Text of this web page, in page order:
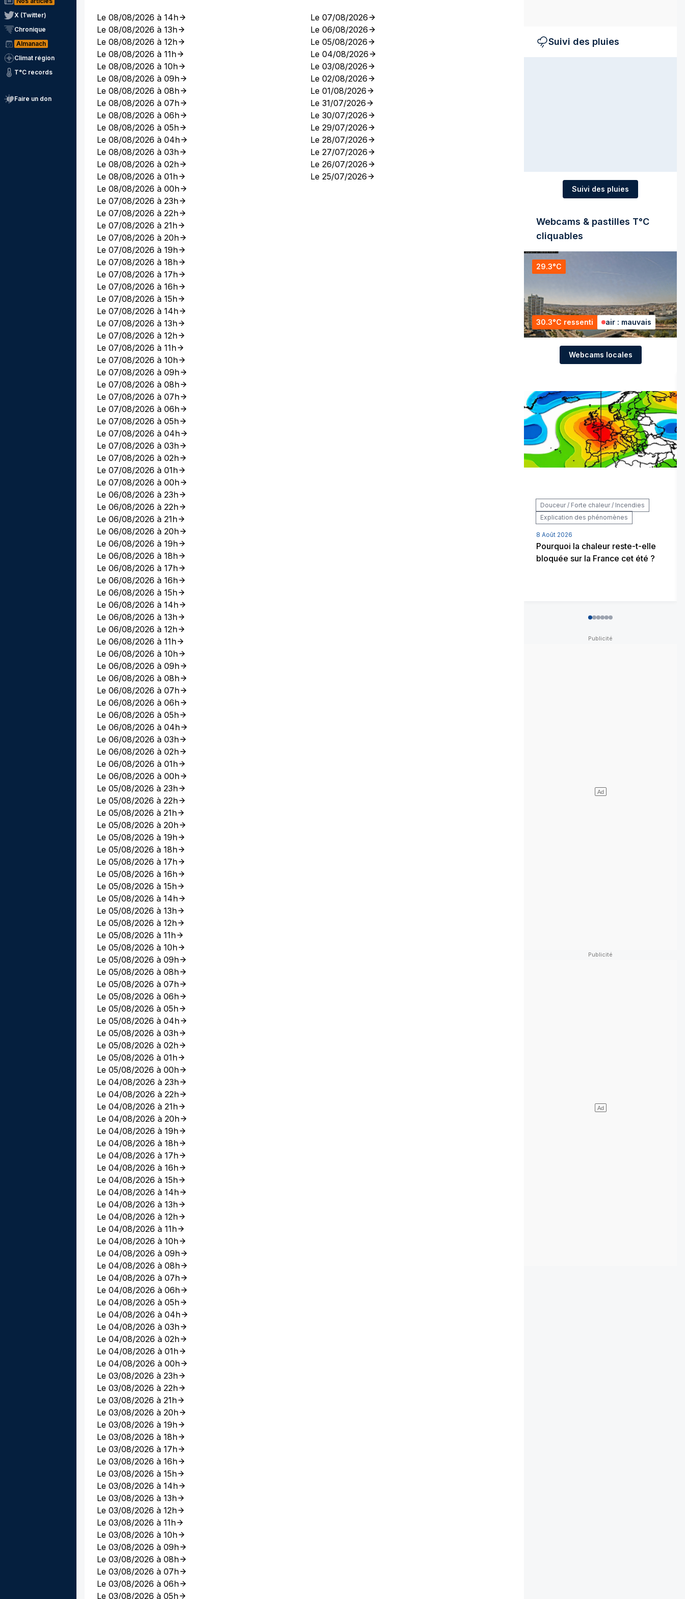
X (Twitter)
Chronique
Almanach
Climat région
T°C records
Faire un don
Le 08/08/2026 à 14h
Le 08/08/2026 à 13h
Le 08/08/2026 à 12h
Le 08/08/2026 à 11h
Le 08/08/2026 à 10h
Le 08/08/2026 à 09h
Le 08/08/2026 à 08h
Le 08/08/2026 à 07h
Le 08/08/2026 à 06h
Le 08/08/2026 à 05h
Le 08/08/2026 à 04h
Le 08/08/2026 à 03h
Le 08/08/2026 à 02h
Le 08/08/2026 à 01h
Le 08/08/2026 à 00h
Le 07/08/2026 à 23h
Le 07/08/2026 à 22h
Le 07/08/2026 à 21h
Le 07/08/2026 à 20h
Le 07/08/2026 à 19h
Le 07/08/2026 à 18h
Le 07/08/2026 à 17h
Le 07/08/2026 à 16h
Le 07/08/2026 à 15h
Le 07/08/2026 à 14h
Le 07/08/2026 à 13h
Le 07/08/2026 à 12h
Le 07/08/2026 à 11h
Le 07/08/2026 à 10h
Le 07/08/2026 à 09h
Le 07/08/2026 à 08h
Le 07/08/2026 à 07h
Le 07/08/2026 à 06h
Le 07/08/2026 à 05h
Le 07/08/2026 à 04h
Le 07/08/2026 à 03h
Le 07/08/2026 à 02h
Le 07/08/2026 à 01h
Le 07/08/2026 à 00h
Le 06/08/2026 à 23h
Le 06/08/2026 à 22h
Le 06/08/2026 à 21h
Le 06/08/2026 à 20h
Le 06/08/2026 à 19h
Le 06/08/2026 à 18h
Le 06/08/2026 à 17h
Le 06/08/2026 à 16h
Le 06/08/2026 à 15h
Le 06/08/2026 à 14h
Le 06/08/2026 à 13h
Le 06/08/2026 à 12h
Le 06/08/2026 à 11h
Le 06/08/2026 à 10h
Le 06/08/2026 à 09h
Le 06/08/2026 à 08h
Le 06/08/2026 à 07h
Le 06/08/2026 à 06h
Le 06/08/2026 à 05h
Le 06/08/2026 à 04h
Le 06/08/2026 à 03h
Le 06/08/2026 à 02h
Le 06/08/2026 à 01h
Le 06/08/2026 à 00h
Le 05/08/2026 à 23h
Le 05/08/2026 à 22h
Le 05/08/2026 à 21h
Le 05/08/2026 à 20h
Le 05/08/2026 à 19h
Le 05/08/2026 à 18h
Le 05/08/2026 à 17h
Le 05/08/2026 à 16h
Le 05/08/2026 à 15h
Le 05/08/2026 à 14h
Le 05/08/2026 à 13h
Le 05/08/2026 à 12h
Le 05/08/2026 à 11h
Le 05/08/2026 à 10h
Le 05/08/2026 à 09h
Le 05/08/2026 à 08h
Le 05/08/2026 à 07h
Le 05/08/2026 à 06h
Le 05/08/2026 à 05h
Le 05/08/2026 à 04h
Le 05/08/2026 à 03h
Le 05/08/2026 à 02h
Le 05/08/2026 à 01h
Le 05/08/2026 à 00h
Le 04/08/2026 à 23h
Le 04/08/2026 à 22h
Le 04/08/2026 à 21h
Le 04/08/2026 à 20h
Le 04/08/2026 à 19h
Le 04/08/2026 à 18h
Le 04/08/2026 à 17h
Le 04/08/2026 à 16h
Le 04/08/2026 à 15h
Le 04/08/2026 à 14h
Le 04/08/2026 à 13h
Le 04/08/2026 à 12h
Le 04/08/2026 à 11h
Le 04/08/2026 à 10h
Le 04/08/2026 à 09h
Le 04/08/2026 à 08h
Le 04/08/2026 à 07h
Le 04/08/2026 à 06h
Le 04/08/2026 à 05h
Le 04/08/2026 à 04h
Le 04/08/2026 à 03h
Le 04/08/2026 à 02h
Le 04/08/2026 à 01h
Le 04/08/2026 à 00h
Le 03/08/2026 à 23h
Le 03/08/2026 à 22h
Le 03/08/2026 à 21h
Le 03/08/2026 à 20h
Le 03/08/2026 à 19h
Le 03/08/2026 à 18h
Le 03/08/2026 à 17h
Le 03/08/2026 à 16h
Le 03/08/2026 à 15h
Le 03/08/2026 à 14h
Le 03/08/2026 à 13h
Le 03/08/2026 à 12h
Le 03/08/2026 à 11h
Le 03/08/2026 à 10h
Le 03/08/2026 à 09h
Le 03/08/2026 à 08h
Le 03/08/2026 à 07h
Le 03/08/2026 à 06h
Le 03/08/2026 à 05h
Le 07/08/2026
Le 06/08/2026
Le 05/08/2026
Le 04/08/2026
Le 03/08/2026
Le 02/08/2026
Le 01/08/2026
Le 31/07/2026
Le 30/07/2026
Le 29/07/2026
Le 28/07/2026
Le 27/07/2026
Le 26/07/2026
Le 25/07/2026
Suivi des pluies
Suivi des pluies
Webcams & pastilles T°C
cliquables
29.3°C
30.3°C ressenti air : mauvais
Webcams locales
Douceur / Forte chaleur / Incendies
Explication des phénomènes
8 Août 2026
Pourquoi la chaleur reste-t-elle
bloquée sur la France cet été ?
012345